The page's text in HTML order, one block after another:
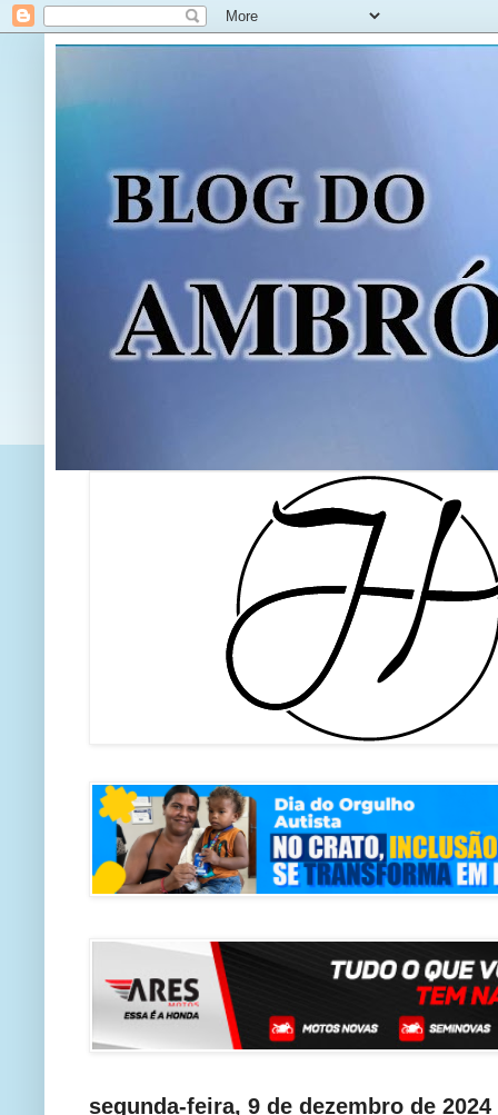
segunda-feira, 9 de dezembro de 2024